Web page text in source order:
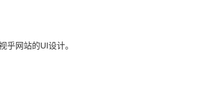
乎网站的UI设计。